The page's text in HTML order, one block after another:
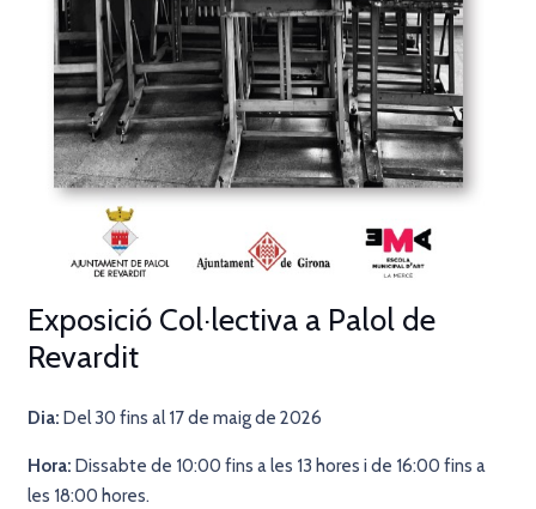
Exposició Col·lectiva a Palol de
Revardit
Dia: Del 30 fins al 17 de maig de 2026
Hora: Dissabte de 10:00 fins a les 13 hores i de 16:00 fins a
les 18:00 hores.